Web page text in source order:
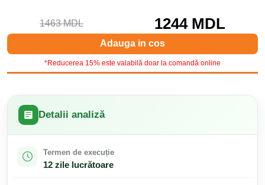
1463 MDL 1244 MDL
Adauga in cos
*Reducerea 15% este valabilă doar la comandă online
Detalii analiză
Termen de execuție
12 zile lucrătoare